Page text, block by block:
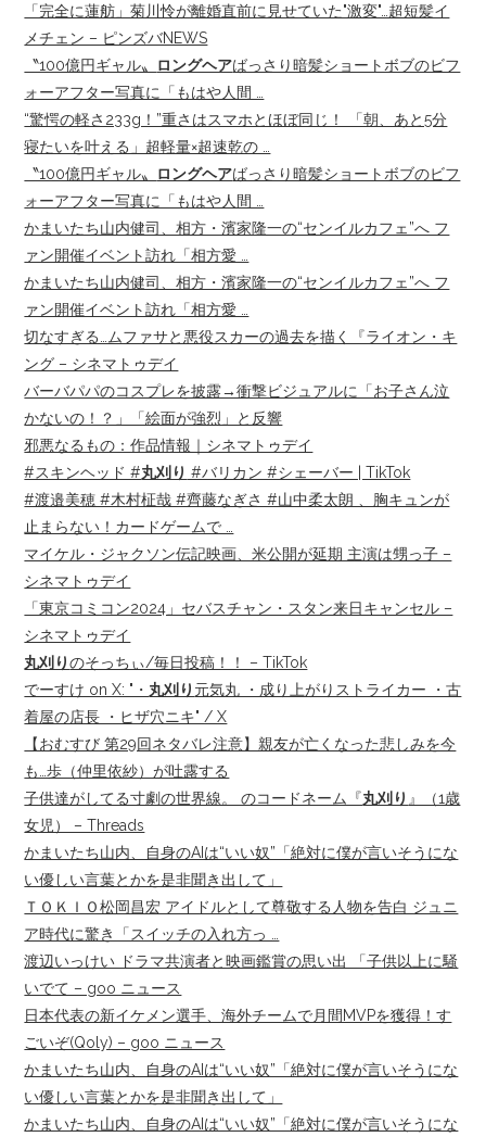
「完全に蓮舫」菊川怜が離婚直前に見せていた"激変"…超短髪イ
メチェン – ピンズバNEWS
〝100億円ギャル〟 ロングヘアばっさり暗髪ショートボブのビフ
ォーアフター写真に「もはや人間 …
“驚愕の軽さ233g！”重さはスマホとほぼ同じ！ 「朝、あと5分
寝たいを叶える」超軽量×超速乾の …
〝100億円ギャル〟 ロングヘアばっさり暗髪ショートボブのビフ
ォーアフター写真に「もはや人間 …
かまいたち山内健司、相方・濱家隆一の“センイルカフェ”へ フ
ァン開催イベント訪れ「相方愛 …
かまいたち山内健司、相方・濱家隆一の“センイルカフェ”へ フ
ァン開催イベント訪れ「相方愛 …
切なすぎる…ムファサと悪役スカーの過去を描く『ライオン・キ
ング – シネマトゥデイ
バーバパパのコスプレを披露→衝撃ビジュアルに「お子さん泣
かないの！？」「絵面が強烈」と反響
邪悪なるもの：作品情報｜シネマトゥデイ
#スキンヘッド #丸刈り #バリカン #シェーバー | TikTok
#渡邉美穂 #木村柾哉 #齊藤なぎさ #山中柔太朗 、胸キュンが
止まらない！カードゲームで …
マイケル・ジャクソン伝記映画、米公開が延期 主演は甥っ子 –
シネマトゥデイ
「東京コミコン2024」セバスチャン・スタン来日キャンセル –
シネマトゥデイ
丸刈りのそっちぃ/毎日投稿！！ – TikTok
でーすけ on X: "・ 丸刈り 元気丸 ・成り上がりストライカー ・古
着屋の店長 ・ヒザ穴ニキ" / X
【おむすび 第29回ネタバレ注意】親友が亡くなった悲しみを今
も…歩（仲里依紗）が吐露する
子供達がしてる寸劇の世界線。 のコードネーム『丸刈り 』（1歳
女児） – Threads
かまいたち山内、自身のAIは“いい奴”「絶対に僕が言いそうにな
い優しい言葉とかを是非聞き出して」
ＴＯＫＩＯ松岡昌宏 アイドルとして尊敬する人物を告白 ジュニ
ア時代に驚き「スイッチの入れ方っ …
渡辺いっけい ドラマ共演者と映画鑑賞の思い出 「子供以上に騒
いでて – goo ニュース
日本代表の新イケメン選手、海外チームで月間MVPを獲得！す
ごいぞ(Qoly) – goo ニュース
かまいたち山内、自身のAIは“いい奴”「絶対に僕が言いそうにな
い優しい言葉とかを是非聞き出して」
かまいたち山内、自身のAIは“いい奴”「絶対に僕が言いそうにな